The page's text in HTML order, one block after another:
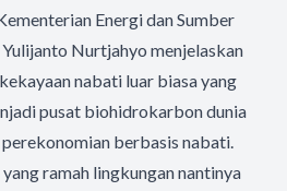
Energi dan Sumber
Nurtjahyo menjelaskan
nabati luar biasa yang
pusat biohidrokarbon dunia
perekonomian berbasis nabati.
ramah lingkungan nantinya